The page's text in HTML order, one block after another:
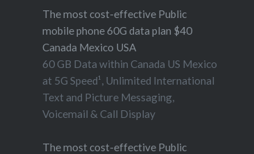
The most cost-effective Public
mobile phone 60G data plan $40
Canada Mexico USA
60 GB Data within Canada US Mexico
at 5G Speed¹, Unlimited International
Text and Picture Messaging,
Voicemail & Call Display
The most cost-effective Public